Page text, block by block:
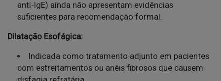
anti-IgE) ainda não apresentam evidências
suficientes para recomendação formal.
Dilatação Esofágica:
Indicada como tratamento adjunto em pacientes
com estreitamentos ou anéis fibrosos que causem